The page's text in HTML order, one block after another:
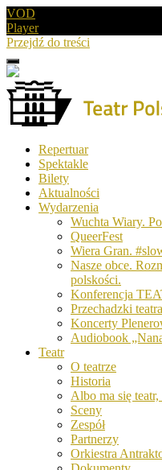
VOD
Player
Przejdź do treści
Menu
Drugie
logo
Teatr
Polski
Poznaniu
Repertuar
Spektakle
Bilety
Aktualności
Wydarzenia
Wuchta Wiary.
QueerFest
Wiera Gran.
Nasze obce.
polskości.
Konferencja
Przechadzki
Koncerty
Audiobook
Teatr
O teatrze
Historia
Albo ma się
Sceny
Zespół
Partnerzy
Orkiestra